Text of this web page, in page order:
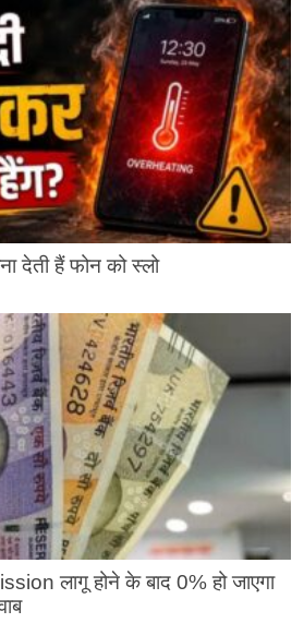
देती हैं फोन को स्लो
लागू होने के बाद 0% हो जाएगा